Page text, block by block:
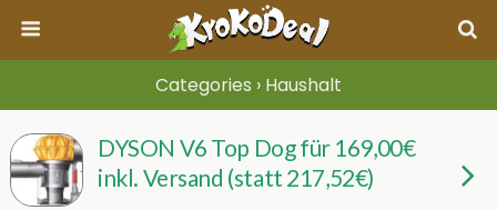
Categories › Haushalt
DYSON V6 Top Dog für 169,00€
inkl. Versand (statt 217,52€)